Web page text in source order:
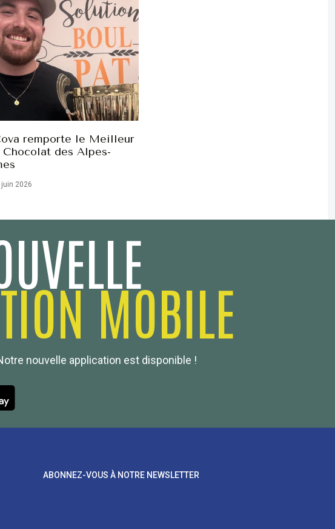
remporte le Meilleur
Chocolat des Alpes-
juin 2026
MOBILE
nouvelle application est disponible !
ABONNEZ-VOUS À NOTRE NEWSLETTER